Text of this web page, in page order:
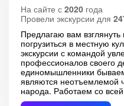
На сайте с 2020 года
Провели экскурсии для
Предлагаю вам
погрузиться в местную
экскурсии с командой
профессионалов своего
единомышленники
являются неотъемлемой
народа. Работаем со